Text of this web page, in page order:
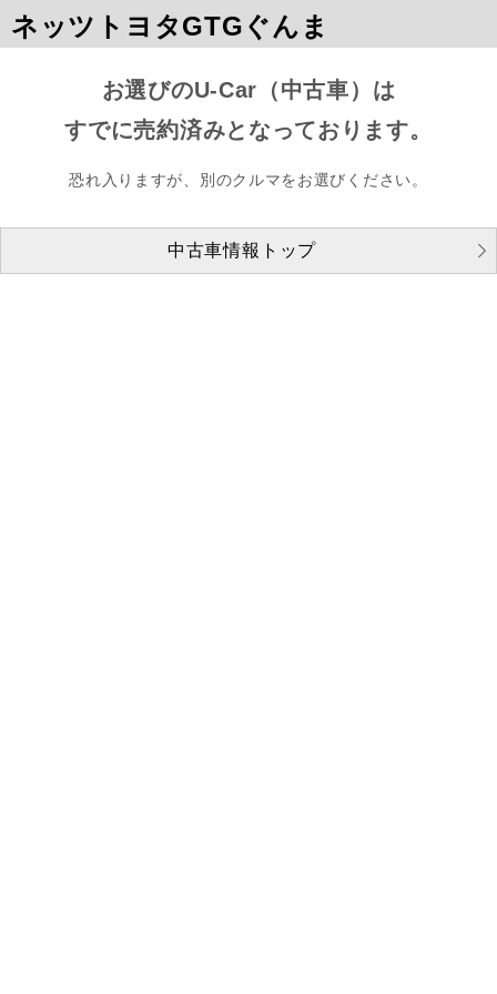
ネッツトヨタGTGぐんま
お選びのU-Car（中古車）は
すでに売約済みとなっております。
恐れ入りますが、別のクルマをお選びください。
中古車情報トップ